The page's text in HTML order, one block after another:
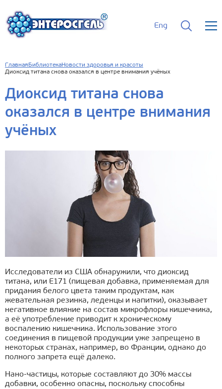
Eng
Главная БиблиотекаНовости здоровья и красоты
Диоксид титана снова оказался в центре внимания учёных
Диоксид титана снова
оказался в центре внимания
учёных
Исследователи из США обнаружили, что диоксид
титана, или E171 (пищевая добавка, применяемая для
придания белого цвета таким продуктам, как
жевательная резинка, леденцы и напитки), оказывает
негативное влияние на состав микрофлоры кишечника,
а её употребление приводит к хроническому
воспалению кишечника. Использование этого
соединения в пищевой продукции уже запрещено в
некоторых странах, например, во Франции, однако до
полного запрета ещё далеко.
Нано-частицы, которые составляют до 30% массы
добавки, особенно опасны, поскольку способны